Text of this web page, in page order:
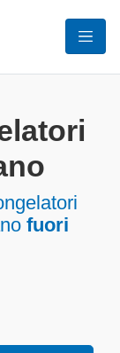
fuori